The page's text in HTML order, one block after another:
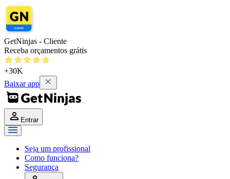
GetNinjas - Cliente
Receba orçamentos grátis
+30K
Baixar app
Entrar
Seja um profissional
Como funciona?
Segurança